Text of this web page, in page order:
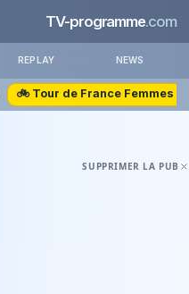
TV-programme.com
REPLAY NEWS
🚲 Tour de France Femmes
SUPPRIMER LA PUB